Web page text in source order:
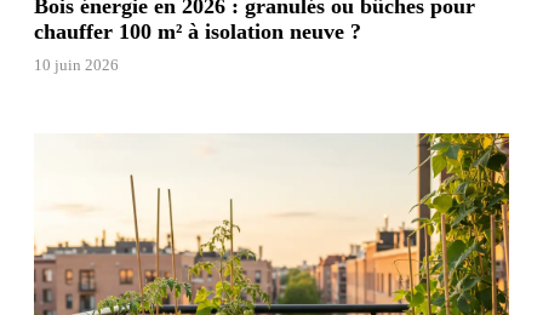
Bois énergie en 2026 : granulés ou bûches pour
chauffer 100 m² à isolation neuve ?
10 juin 2026